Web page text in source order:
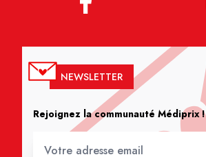
NEWSLETTER
Rejoignez la communauté Médiprix !